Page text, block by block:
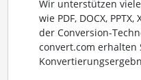
Wir unterstützen
wie PDF, DOCX,
der Conversion-
convert.com erhalten